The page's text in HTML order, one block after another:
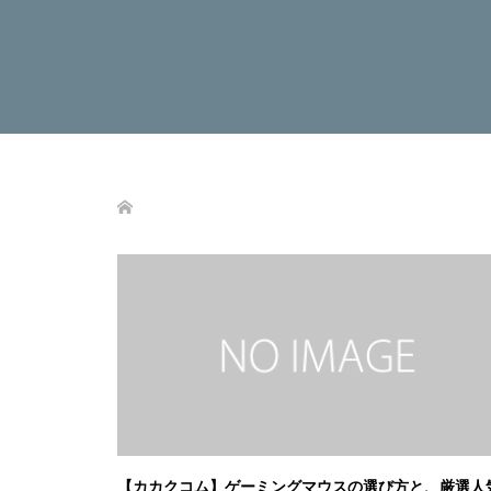
【カカクコム】ゲーミングマウスの選び方と、厳選人